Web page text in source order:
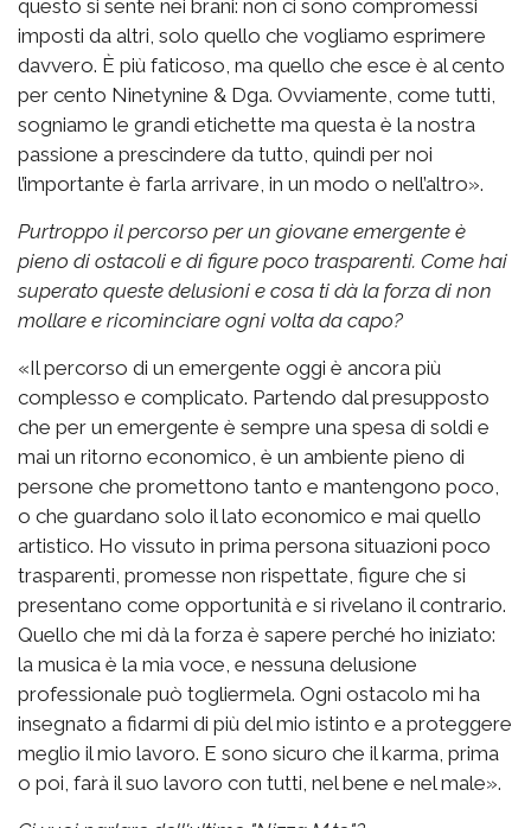
questo si sente nei brani: non ci sono compromessi
imposti da altri, solo quello che vogliamo esprimere
davvero. È più faticoso, ma quello che esce è al cento
per cento Ninetynine & Dga. Ovviamente, come tutti,
sogniamo le grandi etichette ma questa è la nostra
passione a prescindere da tutto, quindi per noi
l’importante è farla arrivare, in un modo o nell’altro».
Purtroppo il percorso per un giovane emergente è
pieno di ostacoli e di figure poco trasparenti. Come hai
superato queste delusioni e cosa ti dà la forza di non
mollare e ricominciare ogni volta da capo?
«Il percorso di un emergente oggi è ancora più
complesso e complicato. Partendo dal presupposto
che per un emergente è sempre una spesa di soldi e
mai un ritorno economico, è un ambiente pieno di
persone che promettono tanto e mantengono poco,
o che guardano solo il lato economico e mai quello
artistico. Ho vissuto in prima persona situazioni poco
trasparenti, promesse non rispettate, figure che si
presentano come opportunità e si rivelano il contrario.
Quello che mi dà la forza è sapere perché ho iniziato:
la musica è la mia voce, e nessuna delusione
professionale può togliermela. Ogni ostacolo mi ha
insegnato a fidarmi di più del mio istinto e a proteggere
meglio il mio lavoro. E sono sicuro che il karma, prima
o poi, farà il suo lavoro con tutti, nel bene e nel male».